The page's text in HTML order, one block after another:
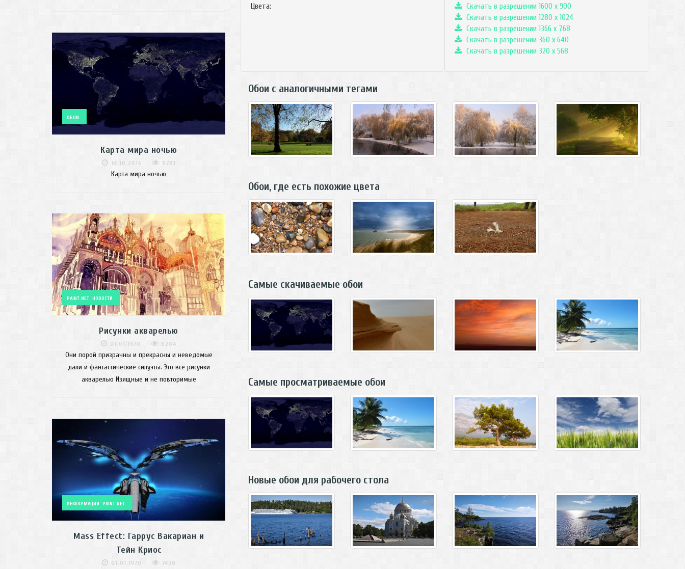
Цвета:
Скачать в разрешении 1600 x 900
Скачать в разрешении 1280 x 1024
Скачать в разрешении 1366 x 768
Скачать в разрешении 360 x 640
Скачать в разрешении 320 x 568
Обои с аналогичными тегами
Обои, где есть похожие цвета
Самые скачиваемые обои
Самые просматриваемые обои
Новые обои для рабочего стола
ОБОИ
Карта мира ночью
14.10.2016 8781
Карта мира ночью
PAINT.NET НОВОСТИ
Рисунки акварелью
01.01.1970 8284
Они порой призрачны и прекрасны и неведомые
дали и фантастические силуэты. Это все рисунки
акварелью Изящные и не повторимые
ИНФОРМАЦИЯ PAINT.NET
Mass Effect: Гаррус Вакариан и
Тейн Криос
01.01.1970 7430